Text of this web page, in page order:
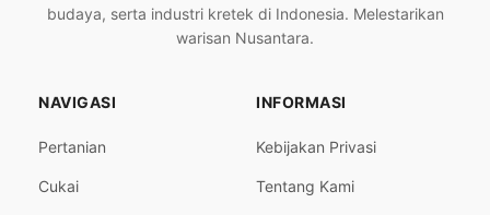
budaya, serta industri kretek di Indonesia. Melestarikan
warisan Nusantara.
NAVIGASI
Pertanian
Cukai
INFORMASI
Kebijakan Privasi
Tentang Kami